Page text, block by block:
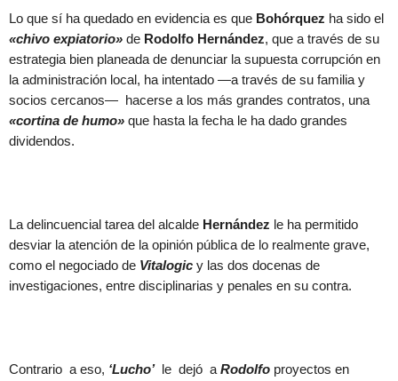
Lo que sí ha quedado en evidencia es que Bohórquez ha sido el
«chivo expiatorio» de Rodolfo Hernández, que a través de su
estrategia bien planeada de denunciar la supuesta corrupción en
la administración local, ha intentado —a través de su familia y
socios cercanos— hacerse a los más grandes contratos, una
«cortina de humo» que hasta la fecha le ha dado grandes
dividendos.
La delincuencial tarea del alcalde Hernández le ha permitido
desviar la atención de la opinión pública de lo realmente grave,
como el negociado de Vitalogic y las dos docenas de
investigaciones, entre disciplinarias y penales en su contra.
Contrario a eso, ‘Lucho’ le dejó a Rodolfo proyectos en